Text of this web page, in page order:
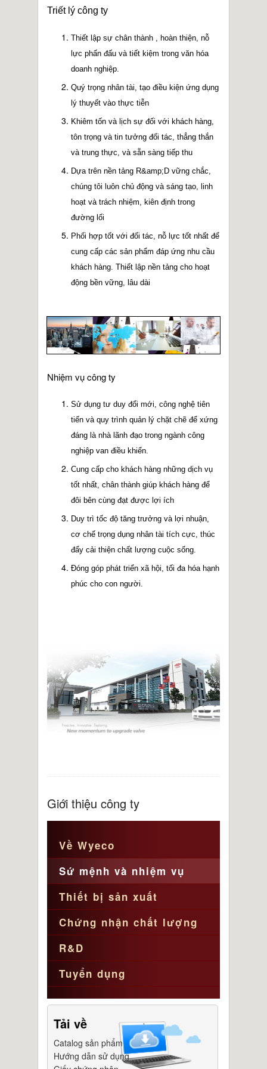
2013.03.15 Nhận được chứng nhận TS do
2013.01 Thành lập trung tâm vận tải ở
Trung Quốc
2012.10.10 Nhận được chứng nhận DNV
CE pressure vessel certificate
2012 Nhà máy mới ở Haishan
Triết lý công ty
Thiết lập sự chân thành , hoàn thiện, nỗ
lực phấn đấu và tiết kiệm trong văn hóa
doanh nghiệp.
Quý trọng nhân tài, tạo điều kiện ứng dụng
lý thuyết vào thực tiễn
Khiêm tốn và lịch sự đối với khách hàng,
tôn trọng và tin tưởng đối tác, thẳng thắn
và trung thực, và sẵn sàng tiếp thu
Dựa trên nền tảng R&amp;D vững chắc,
chúng tôi luôn chủ động và sáng tạo, linh
hoạt và trách nhiệm, kiên định trong
đường lối
Phối hợp tốt với đối tác, nỗ lực tốt nhất để
cung cấp các sản phẩm đáp ứng nhu cầu
khách hàng. Thiết lập nền tảng cho hoạt
động bền vững, lâu dài
Nhiệm vụ công ty
Sử dụng tư duy đổi mới, công nghệ tiên
tiến và quy trình quản lý chặt chẽ để xứng
đáng là nhà lãnh đạo trong ngành công
nghiệp van điều khiển.
Cung cấp cho khách hàng những dịch vụ
tốt nhất, chân thành giúp khách hàng để
đôi bên cùng đạt được lợi ích
Duy trì tốc độ tăng trưởng và lợi nhuận,
cơ chế trọng dụng nhân tài tích cực, thúc
đẩy cải thiện chất lượng cuộc sống.
Đóng góp phát triển xã hội, tối đa hóa hạnh
phúc cho con người.
Giới thiệu công ty
Về Wyeco
Sứ mệnh và nhiệm vụ
Thiết bị sản xuất
Chứng nhận chất lượng
R&D
Tuyển dụng
Tải về
Catalog sản phẩm
Hướng dẫn sử dụng